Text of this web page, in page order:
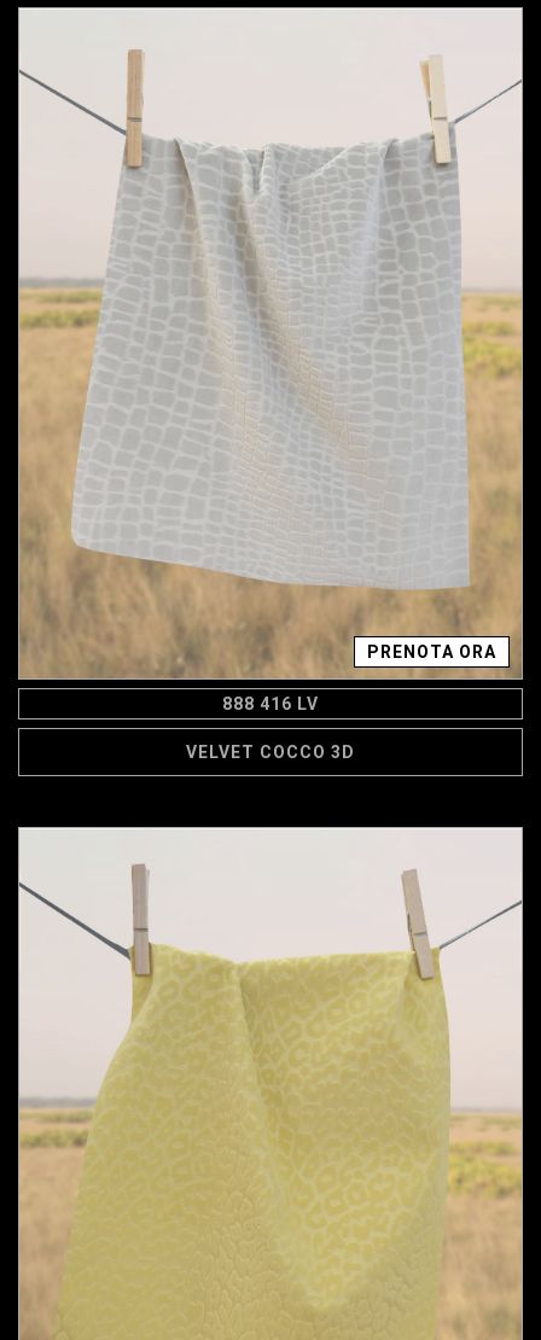
PRENOTA ORA
888 416 LV
VELVET COCCO 3D